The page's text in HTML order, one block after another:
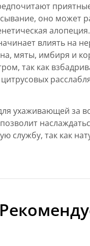
оно может
влиять на
мяты, имбиря и
так как
ухаживающей за
службу, так как